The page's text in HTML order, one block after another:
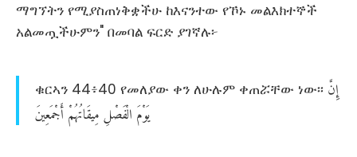
ማግኘትን የሚያስጠነቅቋችሁ ከእናንተው የኾኑ መልእክተኞች
አልመጧችሁምን" በመባል ፍርድ ያገኛሉ፦
ቁርኣን 44፥40 የመለያው ቀን ለሁሉም ቀጠሯቸው ነው፡፡ إِنَّ
يَوْمَالْفَصْلِمِيقَاتُهُمْأَجْمَعِينَ